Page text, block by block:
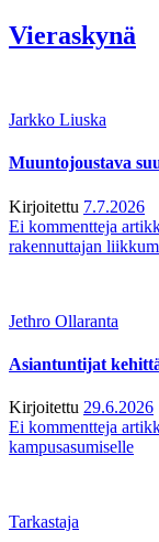
Vieraskynä
Jarkko Liuska
Muuntojoustava
Kirjoitettu 7.7.2026
Ei kommentteja
rakennuttajan
Jethro Ollaranta
Asiantuntijat
Kirjoitettu 29.6.2026
Ei kommentteja
kampusasumiselle
Tarkastaja